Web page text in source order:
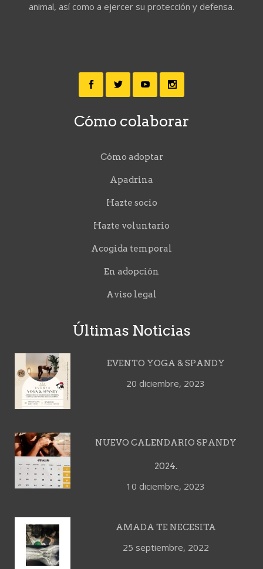
animal, así como a ejercer su protección y defensa.
Cómo colaborar
Cómo adoptar
Apadrina
Hazte socio
Hazte voluntario
Acogida temporal
En adopción
Aviso legal
Últimas Noticias
EVENTO YOGA & SPANDY
20 diciembre, 2023
NUEVO CALENDARIO SPANDY
2024.
10 diciembre, 2023
AMADA TE NECESITA
25 septiembre, 2022